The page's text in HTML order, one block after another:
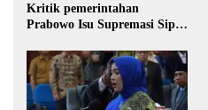
Kritik pemerintahan
Prabowo Isu Supremasi Sipil,
Pilkada oleh DPRD